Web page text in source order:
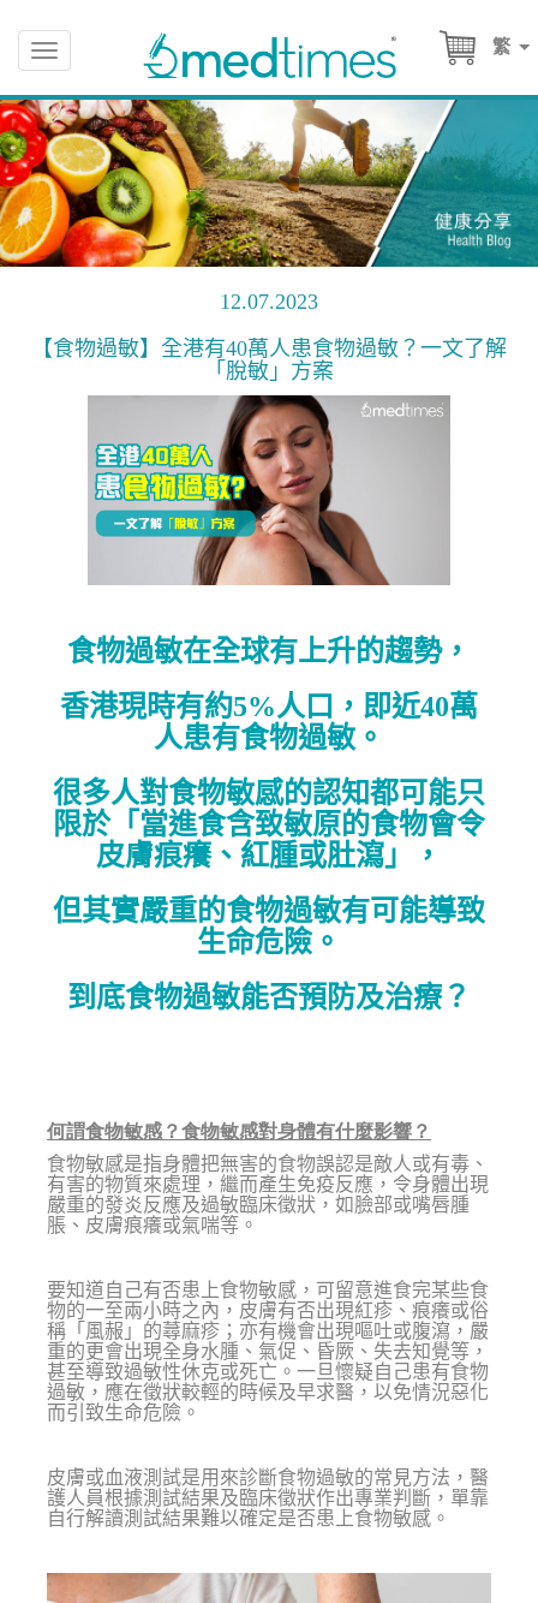
繁
Toggle
navigation
12.07.2023
【食物過敏】全港有40萬人患食物過敏？一文了解
「脫敏」方案
食物過敏在全球有上升的趨勢，
香港現時有約5%人口，即近40萬
人患有食物過敏。
很多人對食物敏感的認知都可能只
限於「當進食含致敏原的食物會令
皮膚痕癢、紅腫或肚瀉」，
但其實嚴重的食物過敏有可能導致
生命危險。
到底食物過敏能否預防及治療？
何謂食物敏感？食物敏感對身體有什麼影響？
食物敏感是指身體把無害的食物誤認是敵人或有毒、
有害的物質來處理，繼而產生免疫反應，令身體出現
嚴重的發炎反應及過敏臨床徵狀，如臉部或嘴唇腫
脹、皮膚痕癢或氣喘等。
要知道自己有否患上食物敏感，可留意進食完某些食
物的一至兩小時之內，皮膚有否出現紅疹、痕癢或俗
稱「風赧」的蕁麻疹；亦有機會出現嘔吐或腹瀉，嚴
重的更會出現全身水腫、氣促、昏厥、失去知覺等，
甚至導致過敏性休克或死亡。一旦懷疑自己患有食物
過敏，應在徵狀較輕的時候及早求醫，以免情況惡化
而引致生命危險。
皮膚或血液測試是用來診斷食物過敏的常見方法，醫
護人員根據測試結果及臨床徵狀作出專業判斷，單靠
自行解讀測試結果難以確定是否患上食物敏感。